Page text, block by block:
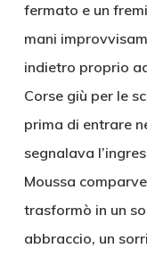
fermato e un
mani
indietro proprio
Corse giù per le
prima di entrare
segnalava
Moussa
trasformò in un
abbraccio, un